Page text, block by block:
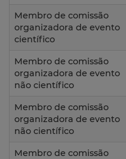
Membro de comissão
organizadora de evento
científico
Membro de comissão
organizadora de evento
não científico
Membro de comissão
organizadora de evento
não científico
Membro de comissão